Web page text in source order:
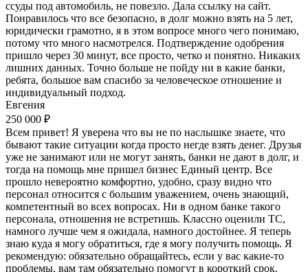
ссуды под автомобиль, не повезло. Дала ссылку на сайт.
Понравилось что все безопасно, в долг можно взять на 5 лет,
юридически грамотно, я в этом вопросе много чего понимаю,
потому что много насмотрелся. Подтверждение одобрения
пришло через 30 минут, все просто, четко и понятно. Никаких
лишних данных. Точно больше не пойду ни в какие банки,
ребята, большое вам спасибо за человеческое отношение и
индивидуальный подход.
Евгения
250 000 ₽
Всем привет! Я уверена что вы не по наслышке знаете, что
бывают такие ситуации когда просто негде взять денег. Друзья
уже не занимают или не могут занять, банки не дают в долг, и
тогда на помощь мне пришел бизнес Единый центр. Все
прошло невероятно комфортно, удобно, сразу видно что
персонал относится с большим уважением, очень знающий,
компетентный во всех вопросах. Ни в одном банке такого
персонала, отношения не встретишь. Классно оценили ТС,
намного лучше чем я ожидала, намного достойнее. Я теперь
знаю куда я могу обратиться, где я могу получить помощь. Я
рекомендую: обязательно обращайтесь, если у вас какие-то
проблемы, вам там обязательно помогут в короткий срок.